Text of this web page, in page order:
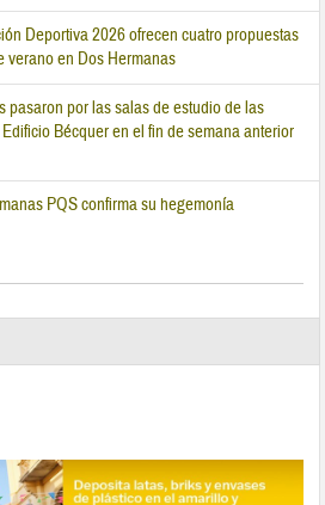
Deportiva 2026 ofrecen cuatro propuestas
verano en Dos Hermanas
pasaron por las salas de estudio de las
Bécquer en el fin de semana anterior
PQS confirma su hegemonía